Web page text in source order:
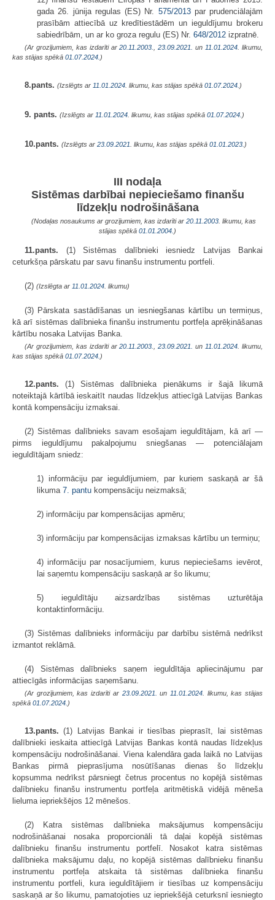
gada 26. jūnija regulas (ES) Nr. 575/2013par prudenciālajām
prasībām attiecībā uz kredītiestādēm un ieguldījumu brokeru
sabiedrībām, un ar ko groza regulu (ES) Nr. 648/2012 izpratnē.
(Ar grozījumiem, kas izdarīti ar20.11.2003. ,23.09.2021. un 11.01.2024 . likumu,
kas stājas spēkā 01.07.2024. )
8.pants. (Izslēgts ar 11.01.2024 . likumu, kas stājas spēkā 01.07.2024. )
9. pants. (Izslēgts ar 11.01.2024 . likumu, kas stājas spēkā 01.07.2024. )
10.pants. (Izslēgts ar 23.09.2021 . likumu, kas stājas spēkā 01.01.2023. )
III nodaļa
Sistēmas darbībai nepieciešamo finanšu
līdzekļu nodrošināšana
(Nodaļas nosaukums ar grozījumiem, kas izdarīti ar 20.11.2003 . likumu, kas
stājas spēkā 01.01.2004. )
11.pants. (1) Sistēmas dalībnieki iesniedz Latvijas Bankai
ceturkšņa pārskatu par savu finanšu instrumentu portfeli.
(2) (Izslēgta ar 11.01.2024 . likumu)
(3) Pārskata sastādīšanas un iesniegšanas kārtību un termiņus,
kā arī sistēmas dalībnieka finanšu instrumentu portfeļa aprēķināšanas
kārtību nosaka Latvijas Banka.
(Ar grozījumiem, kas izdarīti ar20.11.2003. ,23.09.2021. un 11.01.2024 . likumu,
kas stājas spēkā 01.07.2024. )
12.pants. (1) Sistēmas dalībnieka pienākums ir šajā likumā
noteiktajā kārtībā ieskaitīt naudas līdzekļus attiecīgā Latvijas Bankas
kontā kompensāciju izmaksai.
(2) Sistēmas dalībnieks savam esošajam ieguldītājam, kā arī —
pirms ieguldījumu pakalpojumu sniegšanas — potenciālajam
ieguldītājam sniedz:
1) informāciju par ieguldījumiem, par kuriem saskaņā ar šā
likuma 7. pantu kompensāciju neizmaksā;
2) informāciju par kompensācijas apmēru;
3) informāciju par kompensācijas izmaksas kārtību un termiņu;
4) informāciju par nosacījumiem, kurus nepieciešams ievērot,
lai saņemtu kompensāciju saskaņā ar šo likumu;
5) ieguldītāju aizsardzības sistēmas uzturētāja
kontaktinformāciju.
(3) Sistēmas dalībnieks informāciju par darbību sistēmā nedrīkst
izmantot reklāmā.
(4) Sistēmas dalībnieks saņem ieguldītāja apliecinājumu par
attiecīgās informācijas saņemšanu.
(Ar grozījumiem, kas izdarīti ar 23.09.2021. un 11.01.2024. likumu, kas stājas
spēkā 01.07.2024. )
13.pants. (1) Latvijas Bankai ir tiesības pieprasīt, lai sistēmas
dalībnieki ieskaita attiecīgā Latvijas Bankas kontā naudas līdzekļus
kompensāciju nodrošināšanai. Viena kalendāra gada laikā no Latvijas
Bankas pirmā pieprasījuma nosūtīšanas dienas šo līdzekļu
kopsumma nedrīkst pārsniegt četrus procentus no kopējā sistēmas
dalībnieku finanšu instrumentu portfeļa aritmētiskā vidējā mēneša
lieluma iepriekšējos 12 mēnešos.
(2) Katra sistēmas dalībnieka maksājumus kompensāciju
nodrošināšanai nosaka proporcionāli tā daļai kopējā sistēmas
dalībnieku finanšu instrumentu portfelī. Nosakot katra sistēmas
dalībnieka maksājumu daļu, no kopējā sistēmas dalībnieku finanšu
instrumentu portfeļa atskaita tā sistēmas dalībnieka finanšu
instrumentu portfeli, kura ieguldītājiem ir tiesības uz kompensāciju
saskaņā ar šo likumu, pamatojoties uz iepriekšējā ceturksnī iesniegto